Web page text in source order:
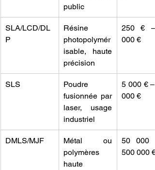
public
SLA/LCD/DL
P
Résine
photopolymér
isable, haute
précision
250 € –
000 €
SLS
Poudre
fusionnée par
laser, usage
industriel
5 000 € –
000 €
DMLS/MJF
Métal ou
polymères
haute
50 000
500 000 €